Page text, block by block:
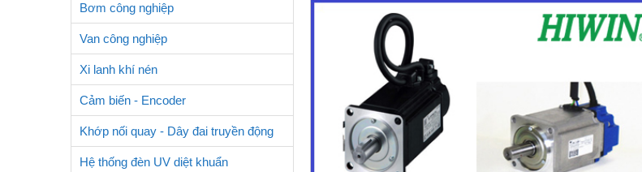
Bơm công nghiệp
Van công nghiệp
Xi lanh khí nén
Cảm biến - Encoder
Khớp nối quay - Dây đai truyền động
Hệ thống đèn UV diệt khuẩn